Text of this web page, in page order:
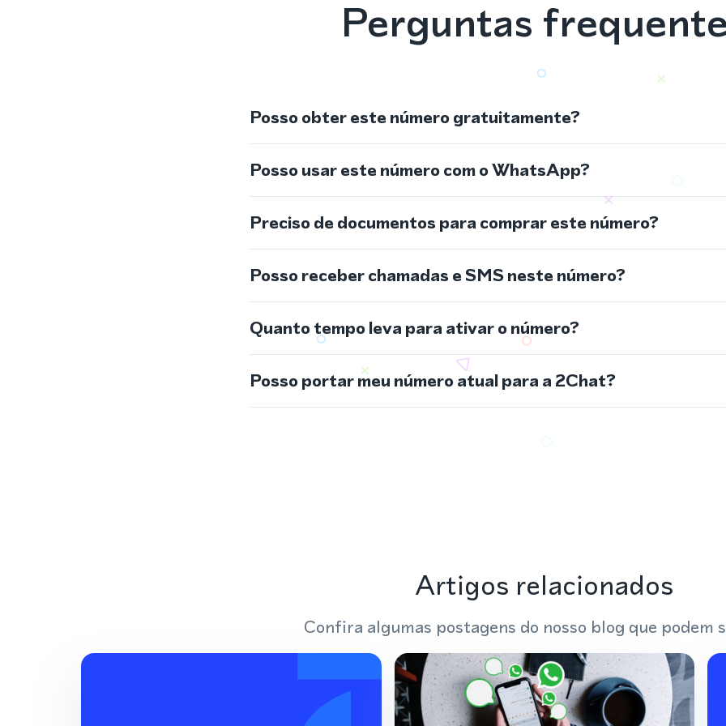
Perguntas
Posso obter este número gratuitamente?
Posso usar este número com o WhatsApp?
Preciso de documentos para comprar este número?
Posso receber chamadas e SMS neste número?
Quanto tempo leva para ativar o número?
Posso portar meu número atual para a 2Chat?
Artigos relacionados
Confira algumas postagens do nosso blog que podem